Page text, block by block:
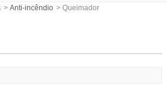
> Anti-incêndio > Queimador